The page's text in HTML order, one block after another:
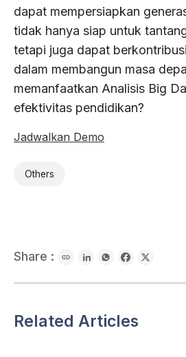
dapat mempersiapkan
tidak hanya siap untuk
tetapi juga dapat
dalam membangun masa
memanfaatkan Analisis Big
efektivitas pendidikan?
Jadwalkan Demo
Others
Share :
Related Articles